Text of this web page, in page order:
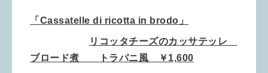
「Cassatelle di ricotta in brodo」
リコッタチーズのカッサテッレ
ブロード煮 トラパニ風 ￥1,600